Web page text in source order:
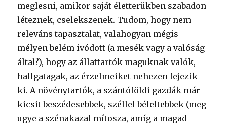
meglesni, amikor saját életterükben szabadon
léteznek, cselekszenek. Tudom, hogy nem
releváns tapasztalat, valahogyan mégis
mélyen belém ivódott (a mesék vagy a valóság
által?), hogy az állattartók maguknak valók,
hallgatagak, az érzelmeiket nehezen fejezik
ki. A növénytartók, a szántóföldi gazdák már
kicsit beszédesebbek, széllel béleltebbek (meg
ugye a szénakazal mítosza, amíg a magad